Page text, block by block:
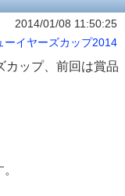
2014/01/08 11:50:25
ーイヤーズカップ2014
カップ、前回は賞品